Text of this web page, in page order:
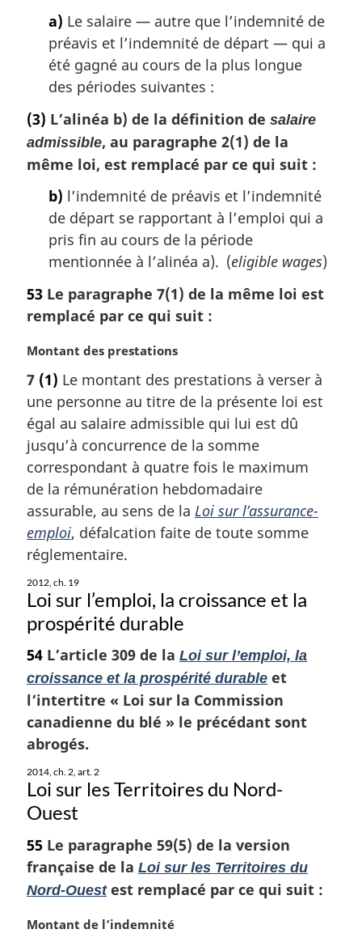
a) Le salaire — autre que l’indemnité de
préavis et l’indemnité de départ — qui a
été gagné au cours de la plus longue
des périodes suivantes :
(3) L’alinéa b) de la définition de salaire
admissible, au paragraphe 2(1) de la
même loi, est remplacé par ce qui suit :
b) l’indemnité de préavis et l’indemnité
de départ se rapportant à l’emploi qui a
pris fin au cours de la période
mentionnée à l’alinéa a). (eligible wages)
53 Le paragraphe 7(1) de la même loi est
remplacé par ce qui suit :
N
t
e
m
a
r
g
i
n
a
e
:
Montant des prestations
7 (1) Le montant des prestations à verser à
une personne au titre de la présente loi est
égal au salaire admissible qui lui est dû
jusqu’à concurrence de la somme
correspondant à quatre fois le maximum
de la rémunération hebdomadaire
assurable, au sens de la Loi sur l’assurance-
emploi, défalcation faite de toute somme
réglementaire.
2012, ch. 19
Loi sur l’emploi, la croissance et la
prospérité durable
54 L’article 309 de la Loi sur l’emploi, la
croissance et la prospérité durable et
l’intertitre « Loi sur la Commission
canadienne du blé » le précédant sont
abrogés.
2014, ch. 2, art. 2
Loi sur les Territoires du Nord-
Ouest
55 Le paragraphe 59(5) de la version
française de la Loi sur les Territoires du
Nord-Ouestest remplacé par ce qui suit :
N
Montant de l’indemnité